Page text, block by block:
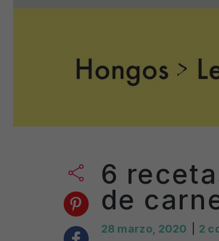
6
de
28 marzo, 2020 2